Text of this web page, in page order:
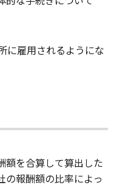
に雇用されるようにな
額を合算して算出した
の報酬額の比率によっ